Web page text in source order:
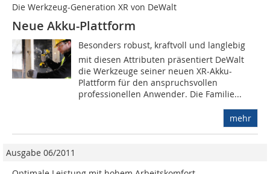
Die Werkzeug-Generation XR von DeWalt
Neue Akku-Plattform
Besonders robust, kraftvoll und langlebig 
mit diesen Attributen präsentiert DeWalt
die Werkzeuge seiner neuen XR-Akku-
Plattform für den anspruchsvollen
professionellen Anwender. Die Familie...
mehr
Ausgabe 06/2011